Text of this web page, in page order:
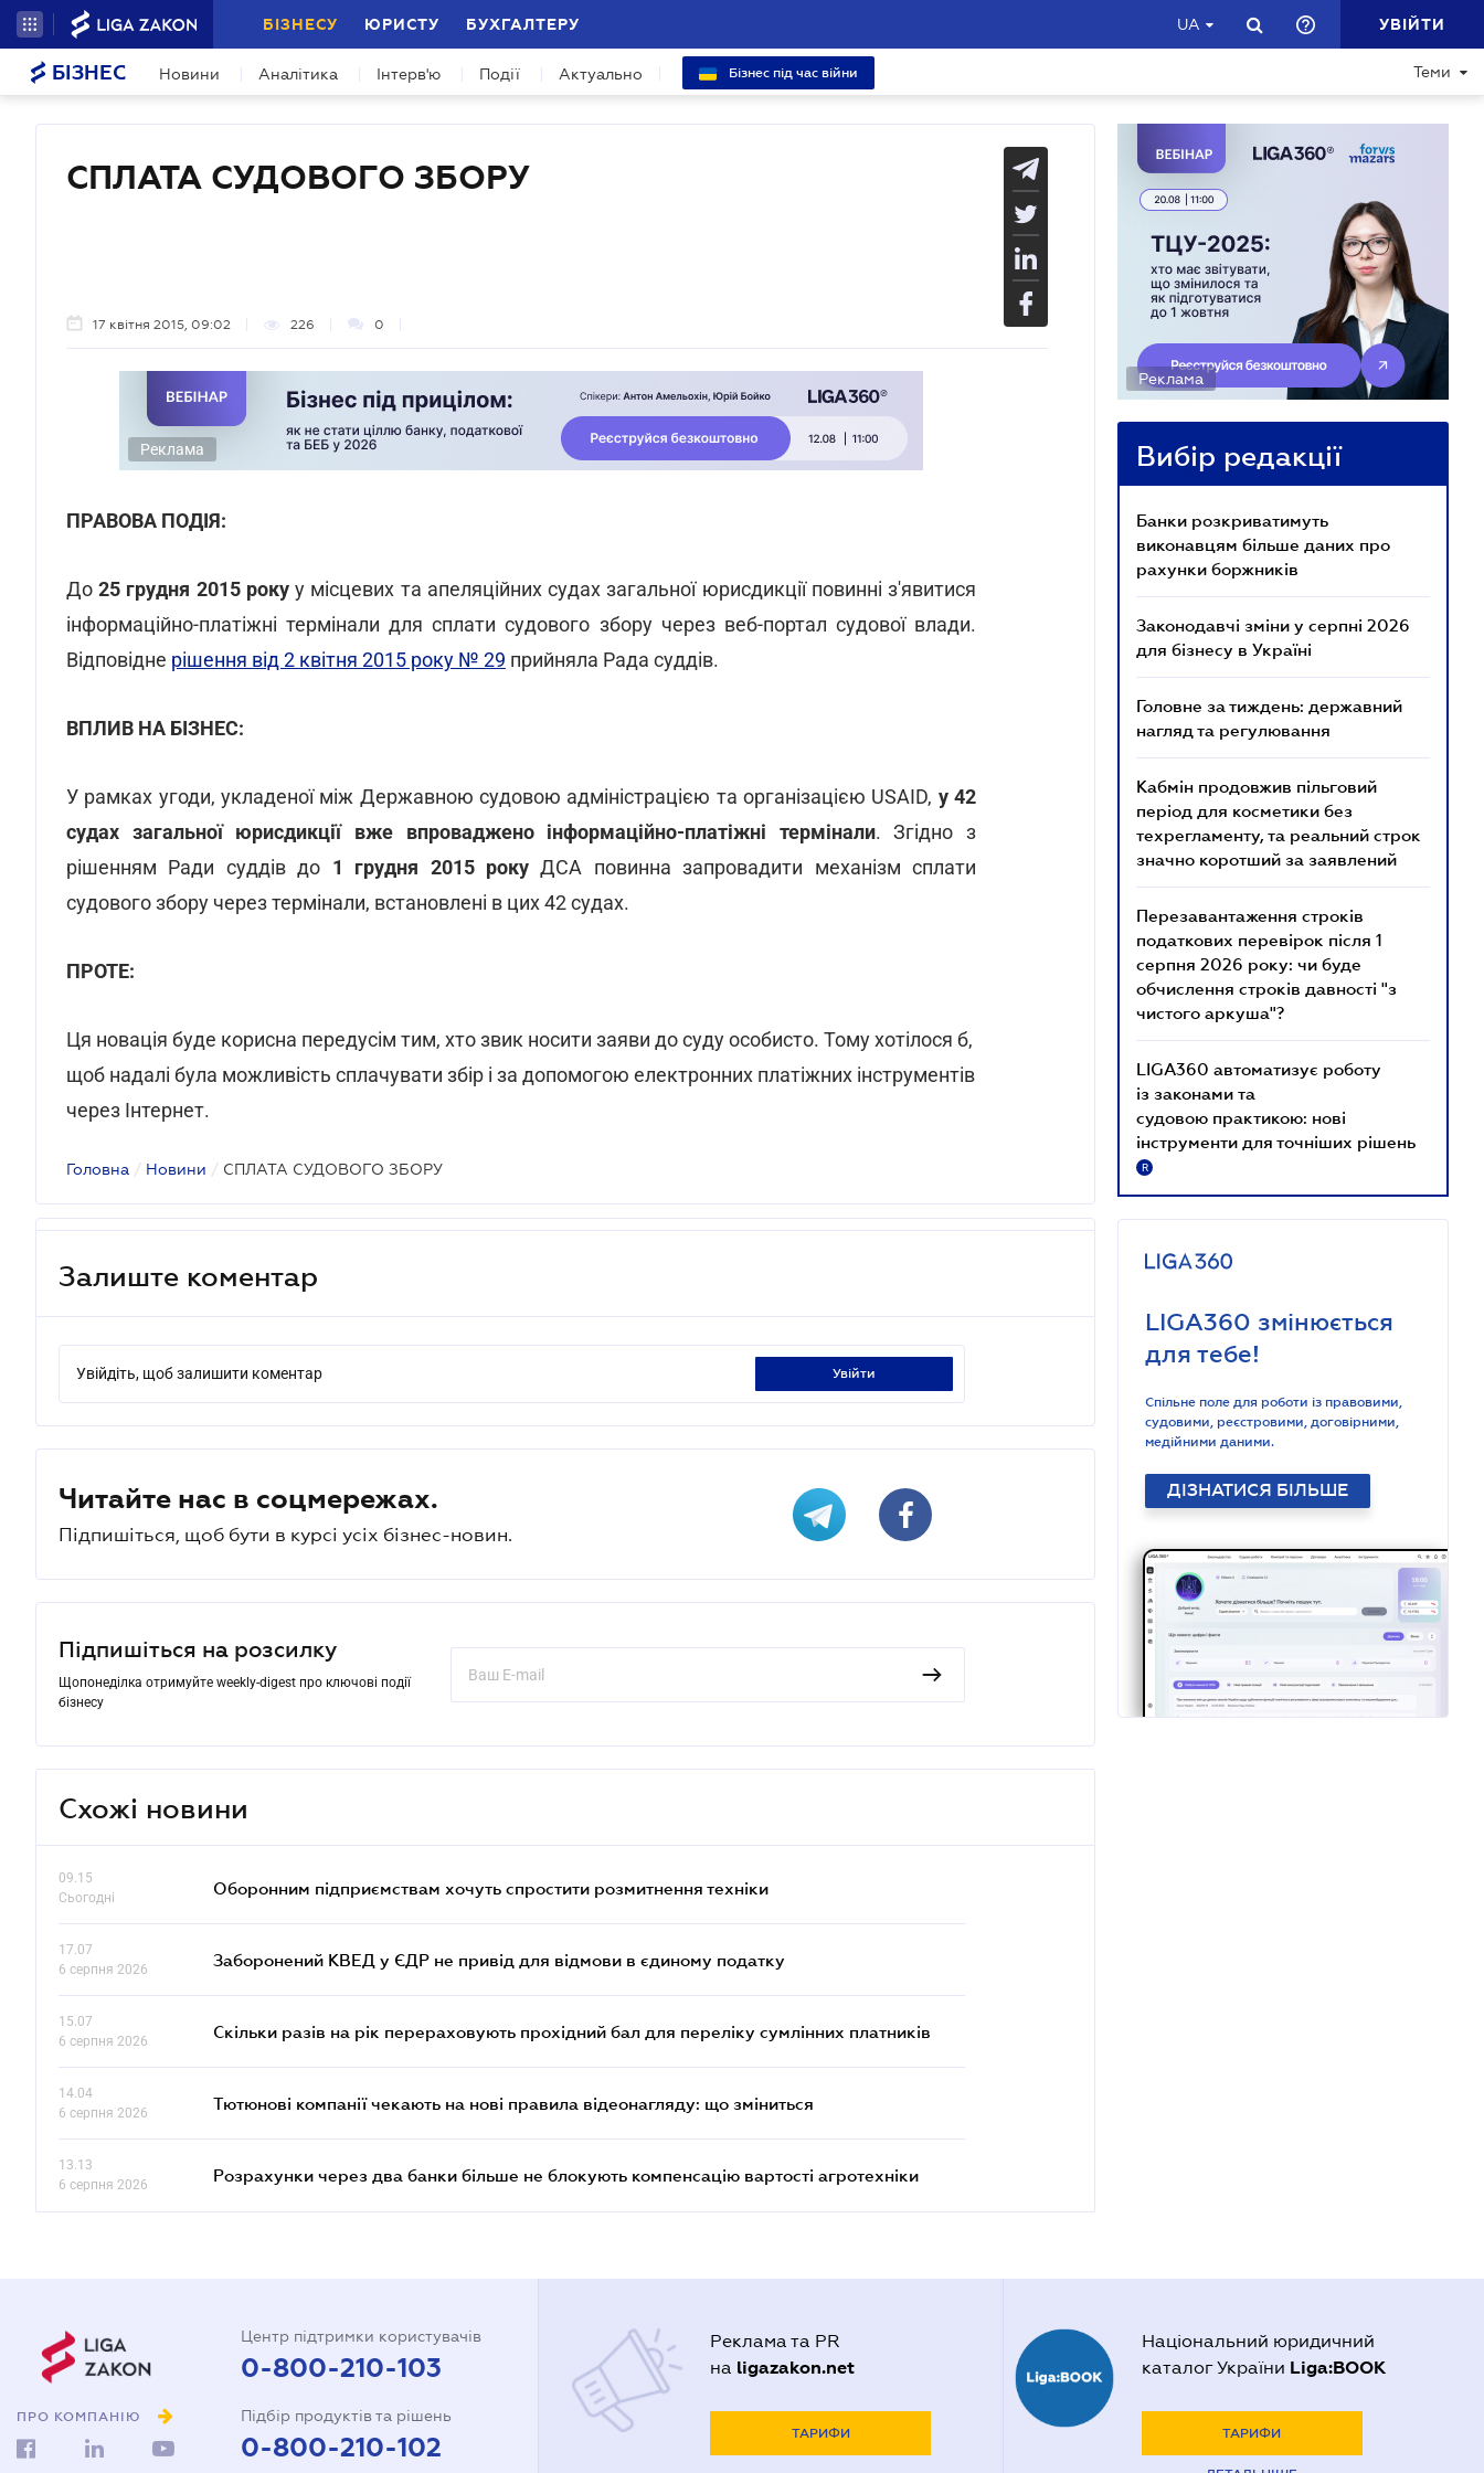
БІЗНЕСУ ЮРИСТУ БУХГАЛТЕРУ UA УВІЙТИ
БІЗНЕС Новини Аналітика Інтерв'ю Події Актуально Бізнес під час війни Теми
СПЛАТА СУДОВОГО ЗБОРУ
17 квітня 2015, 09:02 226 0
Реклама
ПРАВОВА ПОДІЯ:
До25 грудня 2015 рокуу місцевих та апеляційних судах загальної юрисдикції повинні з'явитися
інформаційно-платіжні термінали для сплати судового збору через веб-портал судової влади.
Відповідне рішення від 2 квітня 2015 року № 29 прийняла Рада суддів.
ВПЛИВ НА БІЗНЕС:
У рамках угоди, укладеної між Державною судовою адміністрацією та організацією USAID, у 42
судах загальної юрисдикції вже впроваджено інформаційно-платіжні термінали. Згідно з
рішенням Ради суддів до 1 грудня 2015 рокуДСА повинна запровадити механізм сплати
судового збору через термінали, встановлені в цих 42 судах.
ПРОТЕ:
Ця новація буде корисна передусім тим, хто звик носити заяви до суду особисто. Тому хотілося б,
щоб надалі була можливість сплачувати збір і за допомогою електронних платіжних інструментів
через Інтернет.
Головна / Новини / СПЛАТА СУДОВОГО ЗБОРУ
Залиште коментар
Увійдіть, щоб залишити коментар увійти
Читайте нас в соцмережах.
Підпишіться, щоб бути в курсі усіх бізнес-новин.
Підпишіться на розсилку
Щопонеділка отримуйте weekly-digest про ключові події
бізнесу
Схожі новини
09.15
Сьогодні
Оборонним підприємствам хочуть спростити розмитнення техніки
17.07
6 серпня 2026
Заборонений КВЕД у ЄДР не привід для відмови в єдиному податку
15.07
6 серпня 2026
Скільки разів на рік перераховують прохідний бал для переліку сумлінних платників
14.04
6 серпня 2026
Тютюнові компанії чекають на нові правила відеонагляду: що зміниться
13.13
6 серпня 2026
Розрахунки через два банки більше не блокують компенсацію вартості агротехніки
Реклама
Вибір редакції
Банки розкриватимуть
виконавцям більше даних про
рахунки боржників
Законодавчі зміни у серпні 2026
для бізнесу в Україні
Головне за тиждень: державний
нагляд та регулювання
Кабмін продовжив пільговий
період для косметики без
техрегламенту, та реальний строк
значно коротший за заявлений
Перезавантаження строків
податкових перевірок після 1
серпня 2026 року: чи буде
обчислення строків давності "з
чистого аркуша"?
LIGA360 автоматизує роботу
із законами та
судовою практикою: нові
інструменти для точніших рішень
R
LIGA360 змінюється
для тебе!
Спільне поле для роботи із правовими,
судовими, реєстровими, договірними,
медійними даними.
ДІЗНАТИСЯ БІЛЬШЕ
ПРО КОМПАНІЮ
Центр підтримки користувачів
0-800-210-103
Підбір продуктів та рішень
0-800-210-102
Реклама та PR
на ligazakon.net
ТАРИФИ
Національний юридичний
каталог України Liga:BOOK
ТАРИФИ